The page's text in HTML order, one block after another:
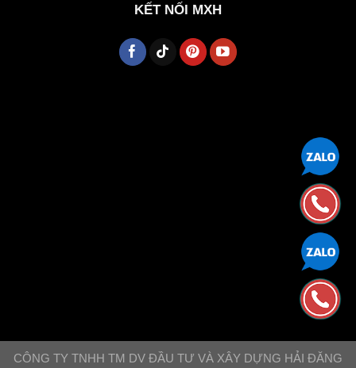
KẾT NỐI MXH
CÔNG TY TNHH TM DV ĐẦU TƯ VÀ XÂY DỰNG HẢI ĐĂNG